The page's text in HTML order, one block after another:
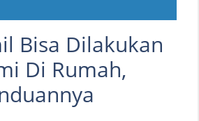
Bisa Dilakukan
Di Rumah,